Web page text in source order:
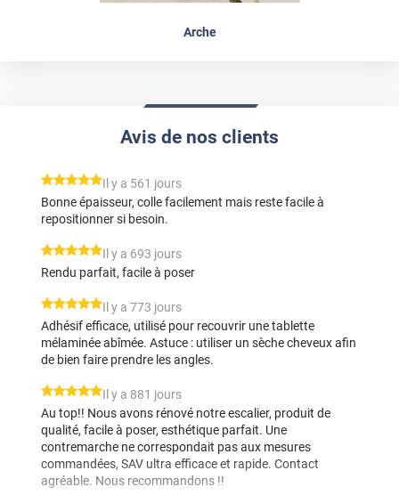
Arche
Avis de nos clients
*****
Il y a 561 jours
Bonne épaisseur, colle facilement mais reste facile à
repositionner si besoin.
*****
Il y a 693 jours
Rendu parfait, facile à poser
*****
Il y a 773 jours
Adhésif efficace, utilisé pour recouvrir une tablette
mélaminée abîmée. Astuce : utiliser un sèche cheveux afin
de bien faire prendre les angles.
*****
Il y a 881 jours
Au top!! Nous avons rénové notre escalier, produit de
qualité, facile à poser, esthétique parfait. Une
contremarche ne correspondait pas aux mesures
commandées, SAV ultra efficace et rapide. Contact
agréable. Nous recommandons !!